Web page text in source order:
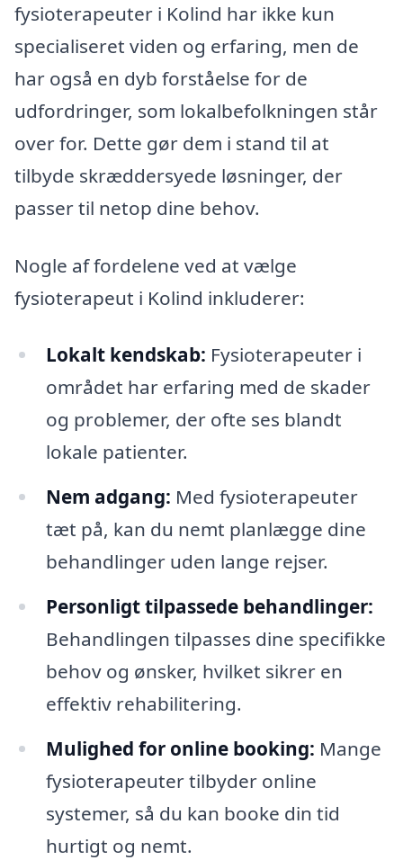
fysioterapeuter i Kolind har ikke kun
specialiseret viden og erfaring, men de
har også en dyb forståelse for de
udfordringer, som lokalbefolkningen står
over for. Dette gør dem i stand til at
tilbyde skræddersyede løsninger, der
passer til netop dine behov.
Nogle af fordelene ved at vælge
fysioterapeut i Kolind inkluderer:
Lokalt kendskab: Fysioterapeuter i
området har erfaring med de skader
og problemer, der ofte ses blandt
lokale patienter.
Nem adgang: Med fysioterapeuter
tæt på, kan du nemt planlægge dine
behandlinger uden lange rejser.
Personligt tilpassede behandlinger:
Behandlingen tilpasses dine specifikke
behov og ønsker, hvilket sikrer en
effektiv rehabilitering.
Mulighed for online booking: Mange
fysioterapeuter tilbyder online
systemer, så du kan booke din tid
hurtigt og nemt.